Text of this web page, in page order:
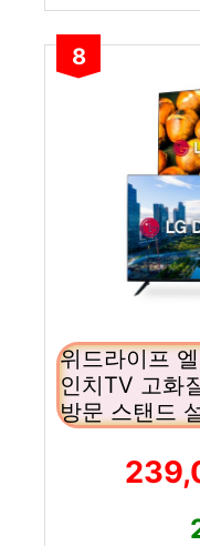
8
위드라이프
인치TV 고화
방문 스탠드